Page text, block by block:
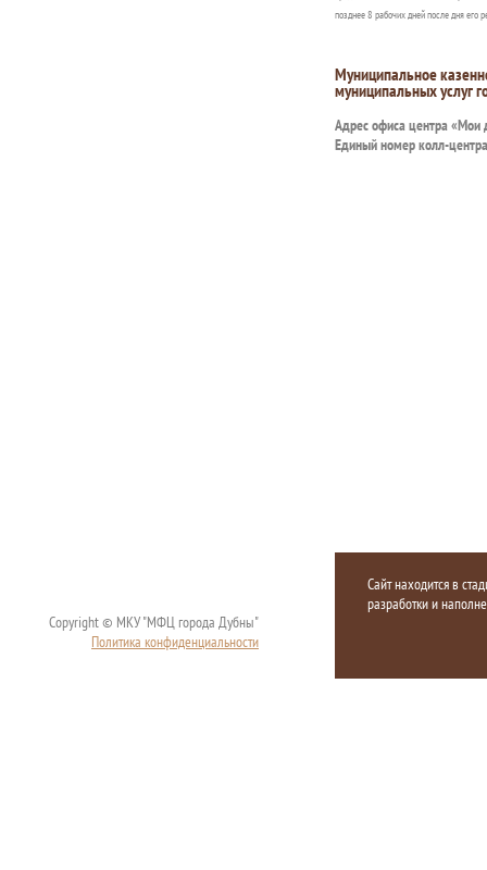
позднее 8 рабочих дней после дня его
Муниципальное
муниципальных услуг
Адрес офиса центра «Мои
Единый номер колл-
Copyright © МКУ "МФЦ города Дубны"
Политика конфиденциальности
Сайт находится в
разработки и